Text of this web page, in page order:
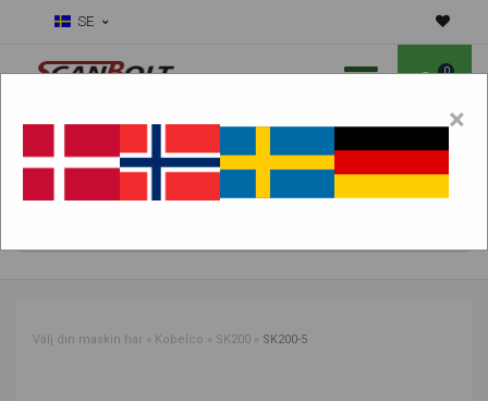
SE
0
Välj din maskin här » Kobelco » SK200 » SK200-5
×